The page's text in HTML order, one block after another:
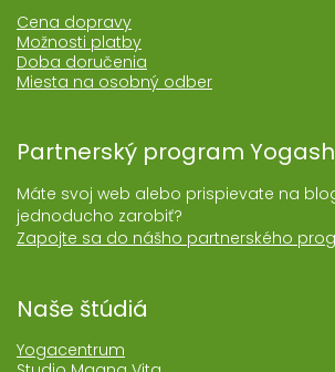
Cena dopravy
Možnosti platby
Doba doručenia
Miesta na osobný odber
Partnerský program
Máte svoj web alebo prispievate na
jednoducho zarobiť?
Zapojte sa do nášho partnerského
Naše štúdiá
Yogacentrum